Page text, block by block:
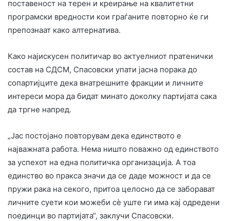
поставеност на терен и креирање на квалитетни
програмски вредности кои граѓаните повторно ќе ги
препознаат како алтернатива.
Како најискусен политичар во актуелниот пратенички
состав на СДСМ, Спасовски упати јасна порака до
сопартијците дека внатрешните фракции и личните
интереси мора да бидат минато доколку партијата сака
да тргне напред.
„Јас постојано повторувам дека единството е
најважната работа. Нема ништо поважно од единството
за успехот на една политичка организација. А тоа
единство во пракса значи да се даде можност и да се
пружи рака на секого, притоа целосно да се заборават
личните суети кои можеби сѐ уште ги има кај одредени
поединци во партијата“, заклучи Спасовски.